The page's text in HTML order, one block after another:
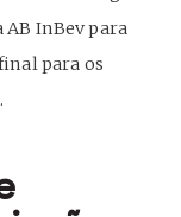
AB InBev para
para os